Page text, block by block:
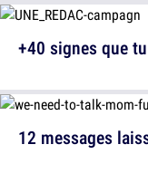
12 messages
+40 signes que